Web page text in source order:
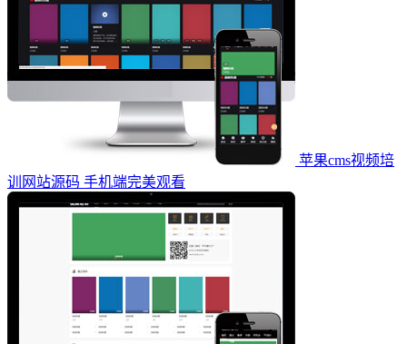
苹果cms视频培
训网站源码 手机端完美观看